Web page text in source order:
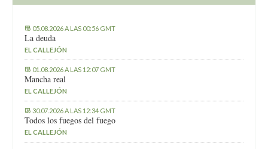
05.08.2026 A LAS 00:56 GMT
La deuda
EL CALLEJÓN
01.08.2026 A LAS 12:07 GMT
Mancha real
EL CALLEJÓN
30.07.2026 A LAS 12:34 GMT
Todos los fuegos del fuego
EL CALLEJÓN